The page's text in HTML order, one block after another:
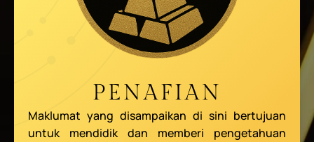
PENAFIAN
Maklumat yang disampaikan di sini bertujuan
untuk mendidik dan memberi pengetahuan